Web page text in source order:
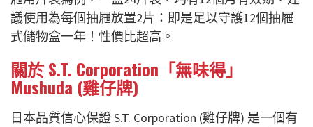
議使用為每個抽屜放置2片：即是足以守護12個抽屜
式儲物盒一年！ 性價比超高。
關於 S.T. Corporation「無味得」
Mushuda (雞仔牌)
日本品質信心保證 S.T. Corporation (雞仔牌) 是一個有